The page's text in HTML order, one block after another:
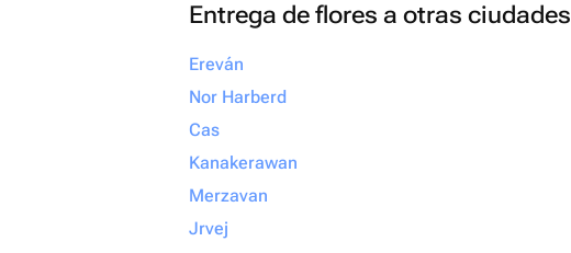
Entrega de flores a otras ciudades
Ereván
Nor Harberd
Cas
Kanakerawan
Merzavan
Jrvej